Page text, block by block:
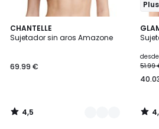
CHANTELLE
Sujetador sin aros Amazone
69.99 €
4,5
/ 5
3
Colores
4,5
/
desde
51.99
4,4
/ 5
2
/